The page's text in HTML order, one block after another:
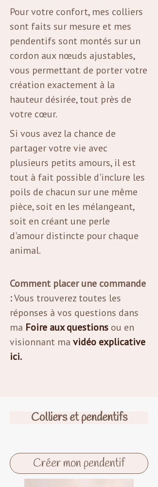
Pour votre confort, mes colliers
sont faits sur mesure et mes
pendentifs sont montés sur un
cordon aux nœuds ajustables,
vous permettant de porter votre
création exactement à la
hauteur désirée, tout près de
votre cœur.
Si vous avez la chance de
partager votre vie avec
plusieurs petits amours, il est
tout à fait possible d'inclure les
poils de chacun sur une même
pièce, soit en les mélangeant,
soit en créant une perle
d'amour distincte pour chaque
animal.
Comment placer une commande
:Vous trouverez toutes les
réponses à vos questions dans
ma Foire aux questions ou en
visionnant ma vidéo explicative
ici.
Colliers et pendentifs
Créer mon pendentif